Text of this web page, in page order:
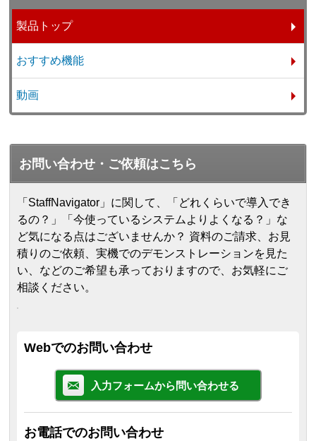
製品トップ
おすすめ機能
動画
お問い合わせ・ご依頼はこちら
「StaffNavigator」に関して、「どれくらいで導入でき
るの？」「今使っているシステムよりよくなる？」な
ど気になる点はございませんか？ 資料のご請求、お見
積りのご依頼、実機でのデモンストレーションを見た
い、などのご希望も承っておりますので、お気軽にご
相談ください。
Webでのお問い合わせ
入力フォームから問い合わせる
お電話でのお問い合わせ